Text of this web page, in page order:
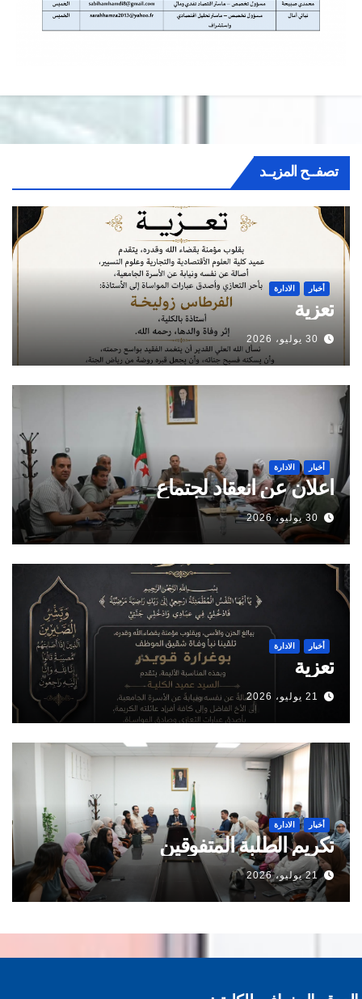
تصفــح المزيــد
أخبار الادارة
تعزية
30 يوليو، 2026
أخبار الادارة
اعلان عن انعقاد لجتماع
30 يوليو، 2026
أخبار الادارة
تعزية
21 يوليو، 2026
أخبار الادارة
تكريم الطلبة المتفوقين
21 يوليو، 2026